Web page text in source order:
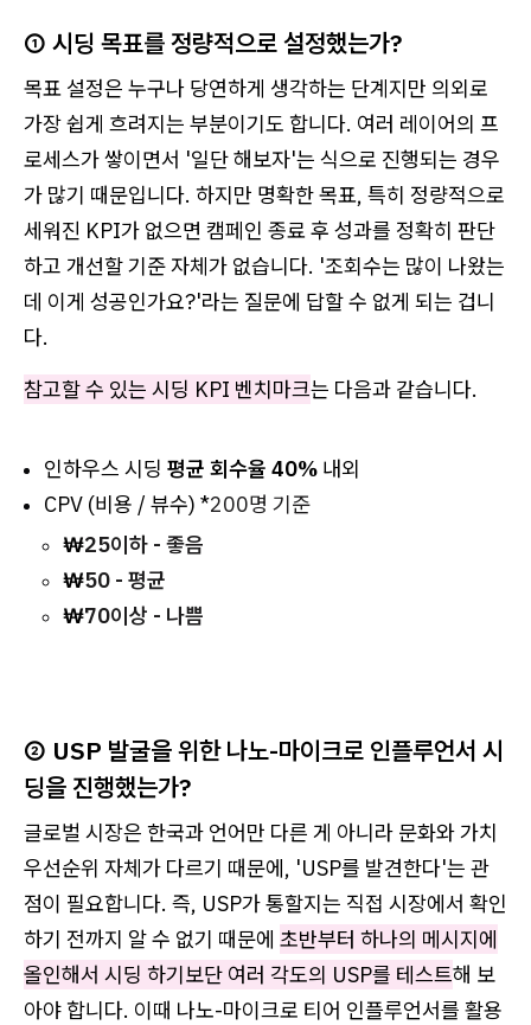
① 시딩 목표를 정량적으로 설정했는가?
목표 설정은 누구나 당연하게 생각하는 단계지만 의외로
가장 쉽게 흐려지는 부분이기도 합니다. 여러 레이어의 프
로세스가 쌓이면서 '일단 해보자'는 식으로 진행되는 경우
가 많기 때문입니다. 하지만 명확한 목표, 특히 정량적으로
세워진 KPI가 없으면 캠페인 종료 후 성과를 정확히 판단
하고 개선할 기준 자체가 없습니다. '조회수는 많이 나왔는
데 이게 성공인가요?'라는 질문에 답할 수 없게 되는 겁니
다.
참고할 수 있는 시딩 KPI 벤치마크는 다음과 같습니다.
인하우스 시딩 평균 회수율 40% 내외
CPV (비용 / 뷰수) *200명 기준
₩25이하 - 좋음
₩50 - 평균
₩70이상 - 나쁨
② USP 발굴을 위한 나노-마이크로 인플루언서 시
딩을 진행했는가?
글로벌 시장은 한국과 언어만 다른 게 아니라 문화와 가치
우선순위 자체가 다르기 때문에, 'USP를 발견한다'는 관
점이 필요합니다. 즉, USP가 통할지는 직접 시장에서 확인
하기 전까지 알 수 없기 때문에 초반부터 하나의 메시지에
올인해서 시딩 하기보단 여러 각도의 USP를 테스트해 보
아야 합니다. 이때 나노-마이크로 티어 인플루언서를 활용